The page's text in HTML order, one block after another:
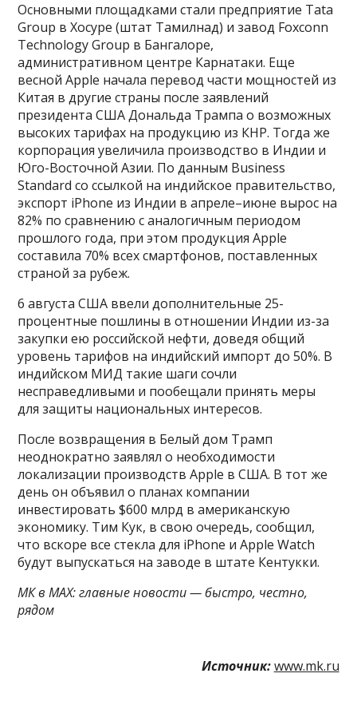
Основными площадками стали предприятие Tata
Group в Хосуре (штат Тамилнад) и завод Foxconn
Technology Group в Бангалоре,
административном центре Карнатаки. Еще
весной Apple начала перевод части мощностей из
Китая в другие страны после заявлений
президента США Дональда Трампа о возможных
высоких тарифах на продукцию из КНР. Тогда же
корпорация увеличила производство в Индии и
Юго-Восточной Азии. По данным Business
Standard со ссылкой на индийское правительство,
экспорт iPhone из Индии в апреле–июне вырос на
82% по сравнению с аналогичным периодом
прошлого года, при этом продукция Apple
составила 70% всех смартфонов, поставленных
страной за рубеж.
6 августа США ввели дополнительные 25-
процентные пошлины в отношении Индии из-за
закупки ею российской нефти, доведя общий
уровень тарифов на индийский импорт до 50%. В
индийском МИД такие шаги сочли
несправедливыми и пообещали принять меры
для защиты национальных интересов.
После возвращения в Белый дом Трамп
неоднократно заявлял о необходимости
локализации производств Apple в США. В тот же
день он объявил о планах компании
инвестировать $600 млрд в американскую
экономику. Тим Кук, в свою очередь, сообщил,
что вскоре все стекла для iPhone и Apple Watch
будут выпускаться на заводе в штате Кентукки.
МК в MAX: главные новости — быстро, честно,
рядом
Источник: www.mk.ru